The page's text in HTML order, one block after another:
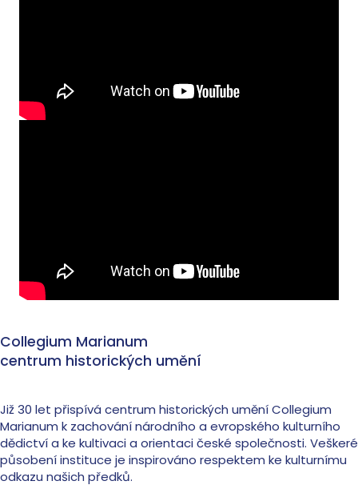
Collegium Marianum
centrum historických umění
Již 30 let přispívá centrum historických umění Collegium
Marianum k zachování národního a evropského kulturního
dědictví a ke kultivaci a orientaci české společnosti. Veškeré
působení instituce je inspirováno respektem ke kulturnímu
odkazu našich předků.